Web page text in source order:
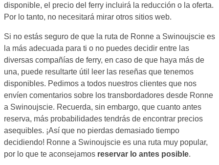
disponible, el precio del ferry incluirá la reducción o la oferta.
Por lo tanto, no necesitará mirar otros sitios web.
Si no estás seguro de que la ruta de Ronne a Swinoujscie es
la más adecuada para ti o no puedes decidir entre las
diversas compañías de ferry, en caso de que haya más de
una, puede resultarte útil leer las reseñas que tenemos
disponibles. Pedimos a todos nuestros clientes que nos
envíen comentarios sobre los transbordadores desde Ronne
a Swinoujscie. Recuerda, sin embargo, que cuanto antes
reserva, más probabilidades tendrás de encontrar precios
asequibles. ¡Así que no pierdas demasiado tiempo
decidiendo! Ronne a Swinoujscie es una ruta muy popular,
por lo que te aconsejamos reservar lo antes posible.